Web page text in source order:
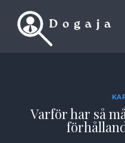
Varför har så